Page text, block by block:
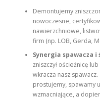
Demontujemy
nowoczesne,
nawierzchniowe,
firm (np. LOB, Gerda,
Synergia spawacza i
zniszczył ościeżnicę
wkracza nasz
prostujemy, spawamy
wzmacniające, a